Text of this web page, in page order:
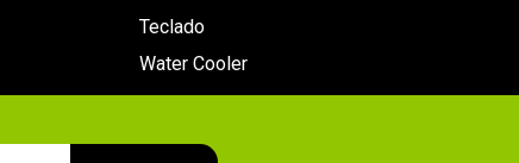
Teclado
Water Cooler